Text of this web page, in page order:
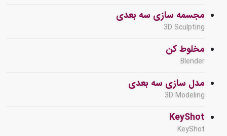
مجسمه سازی سه بعدی
3D Sculpting
مخلوط کن
Blender
مدل سازی سه بعدی
3D Modeling
KeyShot
KeyShot